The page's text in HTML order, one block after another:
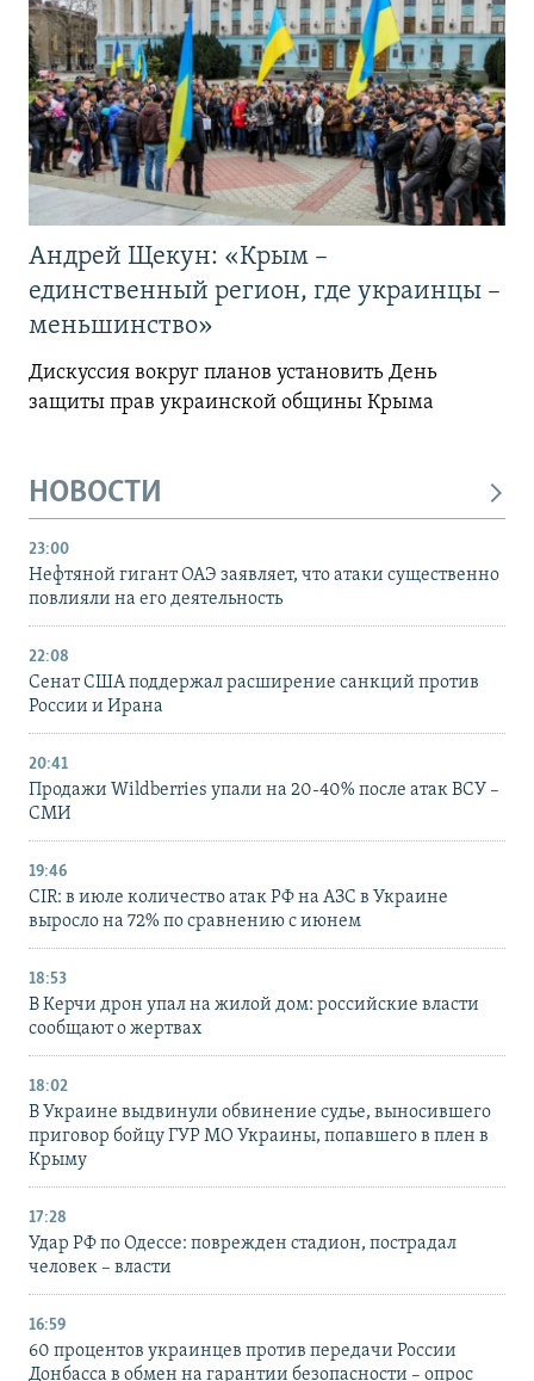
Андрей Щекун: «Крым –
единственный регион, где украинцы –
меньшинство»
Дискуссия вокруг планов установить День
защиты прав украинской общины Крыма
НОВОСТИ
23:00
Нефтяной гигант ОАЭ заявляет, что атаки существенно
повлияли на его деятельность
22:08
Сенат США поддержал расширение санкций против
России и Ирана
20:41
Продажи Wildberries упали на 20-40% после атак ВСУ –
СМИ
19:46
CIR: в июле количество атак РФ на АЗС в Украине
выросло на 72% по сравнению с июнем
18:53
В Керчи дрон упал на жилой дом: российские власти
сообщают о жертвах
18:02
В Украине выдвинули обвинение судье, выносившего
приговор бойцу ГУР МО Украины, попавшего в плен в
Крыму
17:28
Удар РФ по Одессе: поврежден стадион, пострадал
человек – власти
16:59
60 процентов украинцев против передачи России
Донбасса в обмен на гарантии безопасности – опрос